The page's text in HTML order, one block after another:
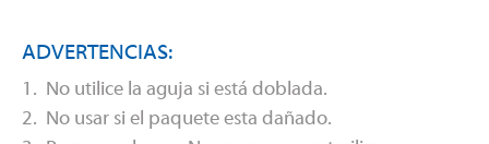
ADVERTENCIAS:
1. No utilice la aguja si está doblada.
2. No usar si el paquete esta dañado.